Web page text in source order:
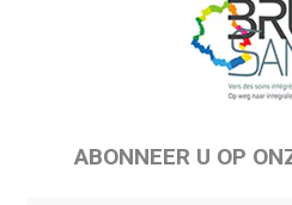
ABONNEER U OP